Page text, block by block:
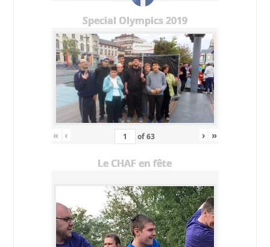
Special Olympics 2019
« ‹ of63 › »
Le CHAF en fête